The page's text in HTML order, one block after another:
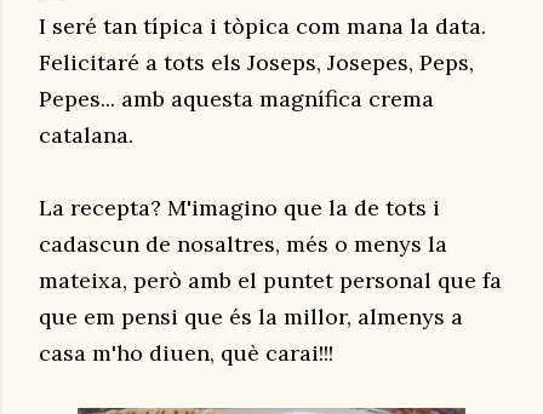
I seré tan típica i tòpica com mana la data.
Felicitaré a tots els Joseps, Josepes, Peps,
Pepes... amb aquesta magnífica crema
catalana.
La recepta? M'imagino que la de tots i
cadascun de nosaltres, més o menys la
mateixa, però amb el puntet personal que fa
que em pensi que és la millor, almenys a
casa m'ho diuen, què carai!!!